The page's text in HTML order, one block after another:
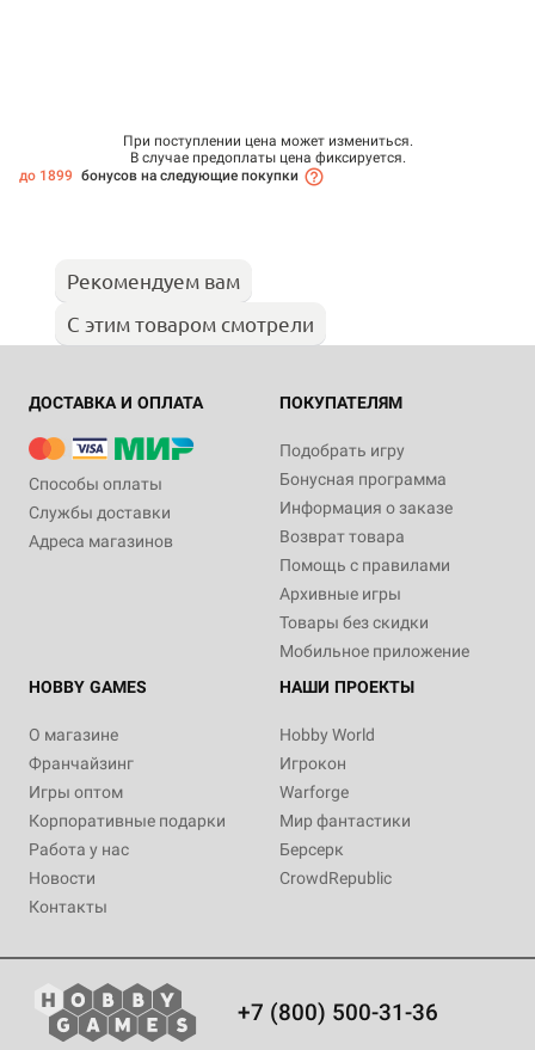
При поступлении цена может измениться.
В случае предоплаты цена фиксируется.
до 1899 бонусов на следующие покупки
Рекомендуем вам
С этим товаром смотрели
ДОСТАВКА И ОПЛАТА
Способы оплаты
Службы доставки
Адреса магазинов
ПОКУПАТЕЛЯМ
Подобрать игру
Бонусная программа
Информация о заказе
Возврат товара
Помощь с правилами
Архивные игры
Товары без скидки
Мобильное приложение
HOBBY GAMES
О магазине
Франчайзинг
Игры оптом
Корпоративные подарки
Работа у нас
Новости
Контакты
НАШИ ПРОЕКТЫ
Hobby World
Игрокон
Warforge
Мир фантастики
Берсерк
CrowdRepublic
+7 (800) 500-31-36